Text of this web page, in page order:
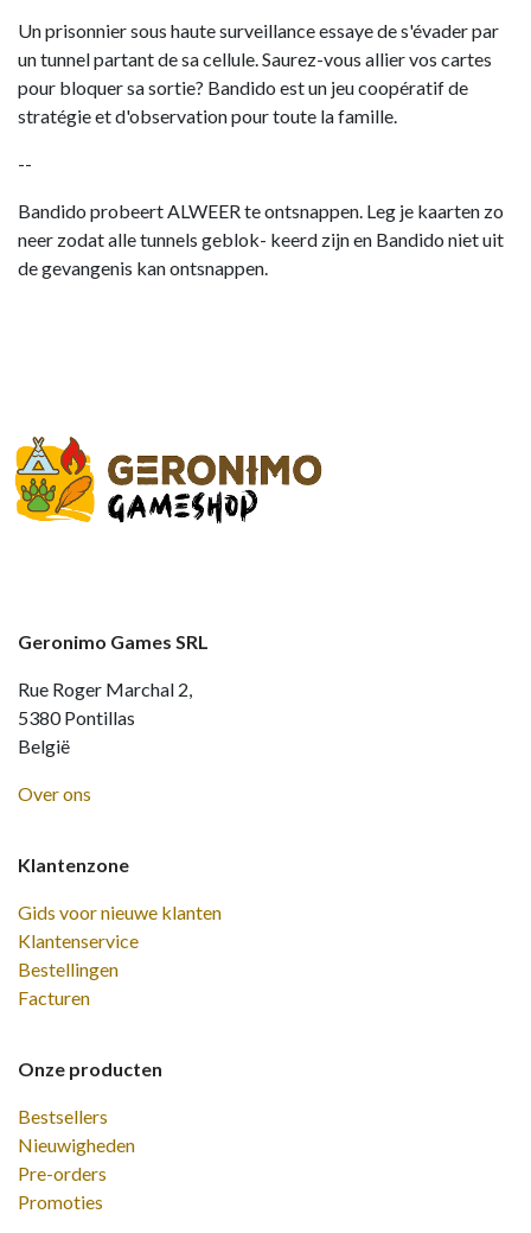
Un prisonnier sous haute surveillance essaye de s'évader par
un tunnel partant de sa cellule. Saurez-vous allier vos cartes
pour bloquer sa sortie? Bandido est un jeu coopératif de
stratégie et d'observation pour toute la famille.
--
Bandido probeert ALWEER te ontsnappen. Leg je kaarten zo
neer zodat alle tunnels geblok- keerd zijn en Bandido niet uit
de gevangenis kan ontsnappen.
Klantenzone
Gids voor nieuwe klanten
Klantenservice
Bestellingen
Facturen
Onze producten
Bestsellers
Nieuwigheden
Pre-orders
Promoties
Geronimo Games SRL
Rue Roger Marchal 2,
5380 Pontillas
België
Over ons